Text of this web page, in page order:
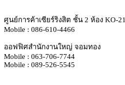
ศูนย์การค้าเซียร์ริงสิต ชั้น 2 ห้อง KO-21
Mobile : 086-610-4466
ออฟฟิศสำนักงานใหญ่ จอมทอง
Mobile : 063-706-7744
Mobile : 089-526-5545